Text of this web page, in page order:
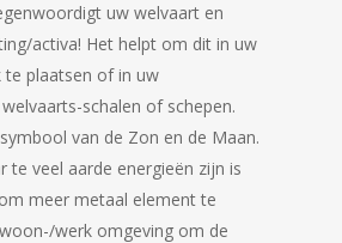
uw welvaart en
activa! Het helpt om dit in uw
te plaatsen of in uw
schalen of schepen.
van de Zon en de Maan.
te veel aarde energieën zijn is
meer metaal element te
werk omgeving om de